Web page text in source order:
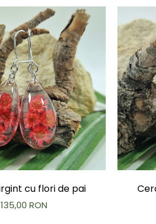
cu flori de pai
135,00 RON